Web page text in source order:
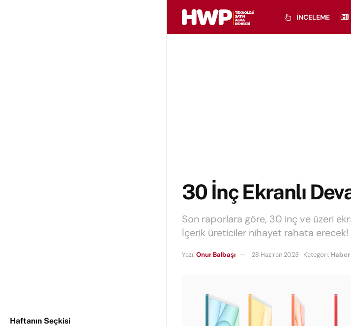
Haftanın Seçkisi
İNCELEME
30 İnç Ekranlı
Son raporlara göre, 30 inç ve üzeri
İçerik üreticiler nihayet rahata erecek!
Yazı: Onur Balbaşı 28 Haziran 2023 Kategori: Haber